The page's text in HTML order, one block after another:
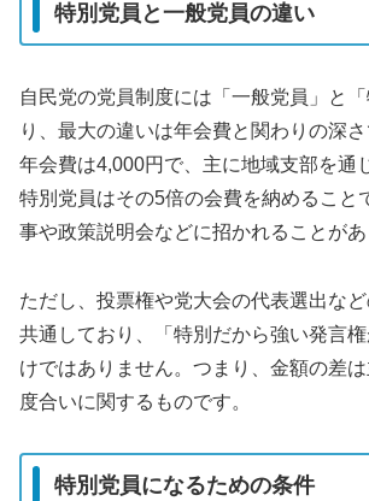
特別党員と一般党員の違い
自民党の党員制度には「一般党員」と
り、最大の違いは年会費と関わりの深
年会費は4,000円で、主に地域支部を通
特別党員はその5倍の会費を納めること
事や政策説明会などに招かれることがあ
ただし、投票権や党大会の代表選出な
共通しており、「特別だから強い発言
けではありません。つまり、金額の差
度合いに関するものです。
特別党員になるための条件